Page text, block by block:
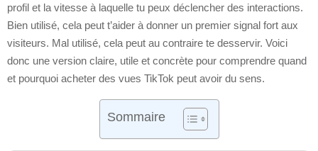
profil et la vitesse à laquelle tu peux déclencher des interactions.
Bien utilisé, cela peut t’aider à donner un premier signal fort aux
visiteurs. Mal utilisé, cela peut au contraire te desservir. Voici
donc une version claire, utile et concrète pour comprendre quand
et pourquoi acheter des vues TikTok peut avoir du sens.
Sommaire